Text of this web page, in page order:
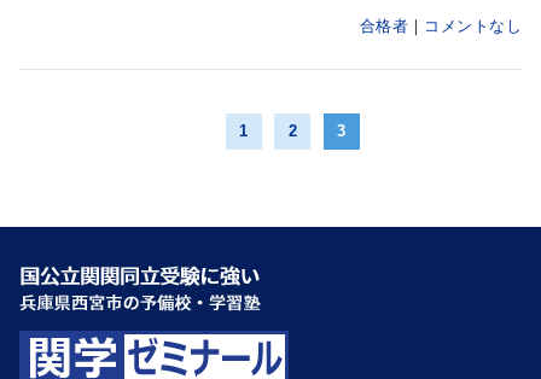
合格者 コメントなし
1 2 3